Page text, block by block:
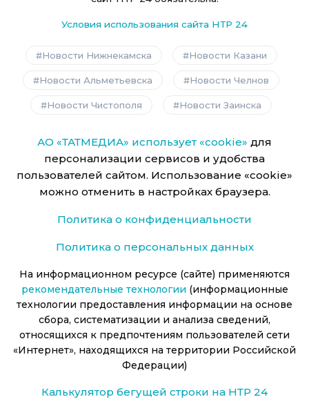
Условия использования сайта НТР 24
Новости Нижнекамска Новости Казани
Новости Альметьевска Новости Челнов
Новости Чистополя Новости Заинска
АО «ТАТМЕДИА» использует «cookie» для
персонализации сервисов и удобства
пользователей сайтом. Использование «cookie»
можно отменить в настройках браузера.
Политика о конфиденциальности
Политика о персональных данных
На информационном ресурсе (сайте) применяются
рекомендательные технологии (информационные
технологии предоставления информации на основе
сбора, систематизации и анализа сведений,
относящихся к предпочтениям пользователей сети
«Интернет», находящихся на территории Российской
Федерации)
Калькулятор бегущей строки на НТР 24